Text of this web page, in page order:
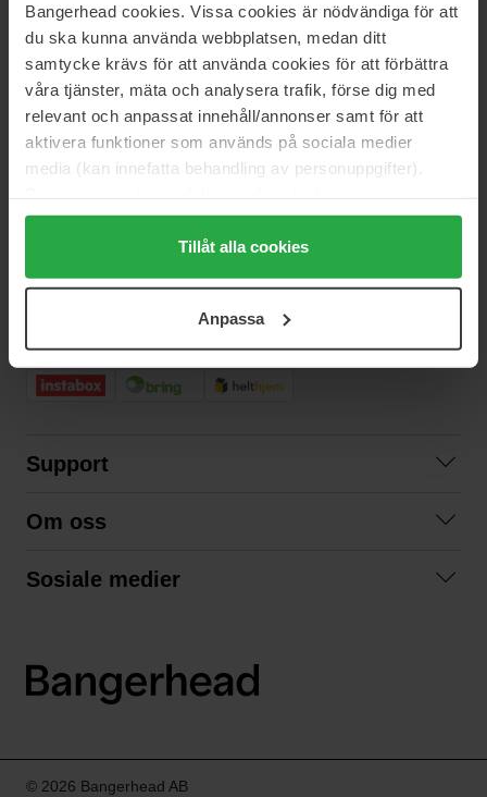
Bangerhead cookies. Vissa cookies är nödvändiga för att
du ska kunna använda webbplatsen, medan ditt
samtycke krävs för att använda cookies för att förbättra
våra tjänster, mäta och analysera trafik, förse dig med
relevant och anpassat innehåll/annonser samt för att
aktivera funktioner som används på sociala medier
media (kan innefatta behandling av personuppgifter).
Genom att trycka på "Tillåt alla cookies" accepterar du
alla cookies, medan du under "Detaljer" kan anpassa
användningen av cookies. Du kan när som helst återkalla
samt vår Integritetspolicy.
Tillåt alla cookies
Anpassa
NYHETSBREVVÆR FØRST UTE
Vil du få de beste beauty-nyhetene rett i innboksen? Vi gir deg
de siste trendene, tipsene og eksklusive tilbud!
RASK LEVERING
Support
Kjøpsvilkår
Om oss
Sosiale medier
LinkedIn
© 2026 Bangerhead AB